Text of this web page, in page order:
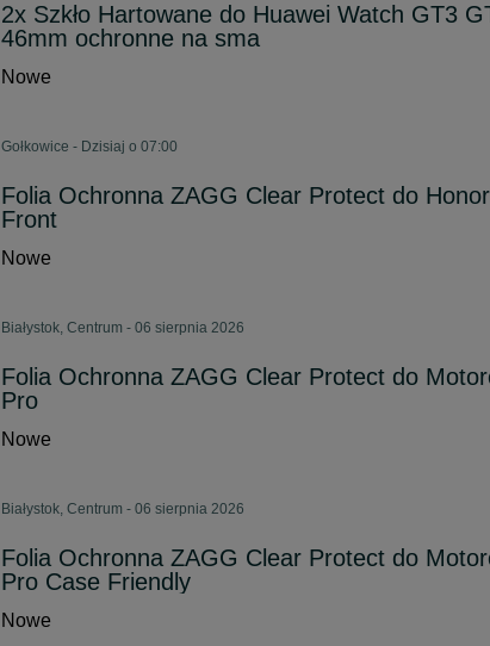
2x Szkło Hartowane do Huawei Watch GT3
46mm ochronne na sma
Nowe
Gołkowice - Dzisiaj o 07:00
Folia Ochronna ZAGG Clear Protect do
Front
Nowe
Białystok, Centrum - 06 sierpnia 2026
Folia Ochronna ZAGG Clear Protect do
Pro
Nowe
Białystok, Centrum - 06 sierpnia 2026
Folia Ochronna ZAGG Clear Protect do
Pro Case Friendly
Nowe